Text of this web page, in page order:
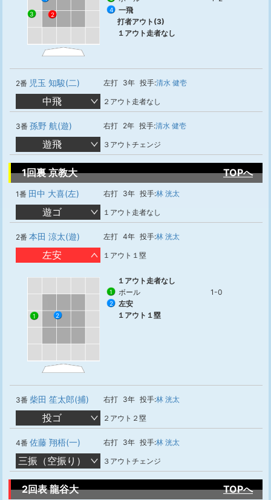
2
3
4
一飛
打者アウト(3)
１アウト走者なし
2番 児玉 知駿(二) 左打 3年 投手:清水 健壱
中飛 ２アウト走者なし
3番 孫野 航(遊) 右打 2年 投手:清水 健壱
遊飛 ３アウトチェンジ
1回裏 京教大 TOPへ
1番 田中 大喜(左) 右打 3年 投手:林 洸太
遊ゴ １アウト走者なし
2番 本田 涼太(遊) 左打 4年 投手:林 洸太
左安 １アウト１塁
1 2
１アウト走者なし
1 ボール 1-0
2
左安
１アウト１塁
3番 柴田 笙太郎(捕) 右打 3年 投手:林 洸太
投ゴ ２アウト２塁
4番 佐藤 翔梧(一) 右打 3年 投手:林 洸太
三振（空振り） ３アウトチェンジ
2回表 龍谷大 TOPへ